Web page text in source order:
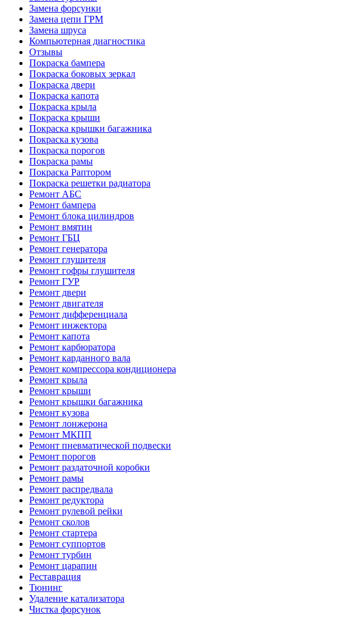
Замена форсунки
Замена цепи ГРМ
Замена шруса
Компьютерная диагностика
Отзывы
Покраска бампера
Покраска боковых зеркал
Покраска двери
Покраска капота
Покраска крыла
Покраска крыши
Покраска крышки багажника
Покраска кузова
Покраска порогов
Покраска рамы
Покраска Раптором
Покраска решетки радиатора
Ремонт АБС
Ремонт бампера
Ремонт блока цилиндров
Ремонт вмятин
Ремонт ГБЦ
Ремонт генератора
Ремонт глушителя
Ремонт гофры глушителя
Ремонт ГУР
Ремонт двери
Ремонт двигателя
Ремонт дифференциала
Ремонт инжектора
Ремонт капота
Ремонт карбюратора
Ремонт карданного вала
Ремонт компрессора кондиционера
Ремонт крыла
Ремонт крыши
Ремонт крышки багажника
Ремонт кузова
Ремонт лонжерона
Ремонт МКПП
Ремонт пневматической подвески
Ремонт порогов
Ремонт раздаточной коробки
Ремонт рамы
Ремонт распредвала
Ремонт редуктора
Ремонт рулевой рейки
Ремонт сколов
Ремонт стартера
Ремонт суппортов
Ремонт турбин
Ремонт царапин
Реставрация
Тюнинг
Удаление катализатора
Чистка форсунок